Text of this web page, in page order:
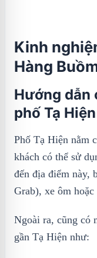
Kinh
Hàng
Hướng dẫn
phố Tạ Hiện
Phố Tạ Hiện nằm
khách có thể sử
đến địa điểm này,
Grab), xe ôm
Ngoài ra, cũng có
gần Tạ Hiện như: